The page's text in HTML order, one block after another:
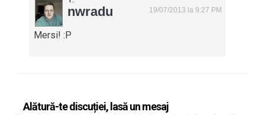
nwradu 19/07/2013 la 9:27 PM
Mersi! :P
Alătură-te discuției, lasă un mesaj